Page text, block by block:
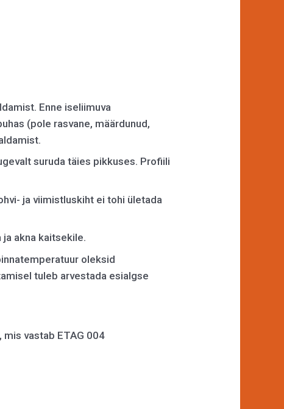
Enne iseliimuva
(pole rasvane, määrdunud,
suruda täies pikkuses. Profiili
ja viimistluskiht ei tohi ületada
akna kaitsekile.
oleksid
tuleb arvestada esialgse
vastab ETAG 004